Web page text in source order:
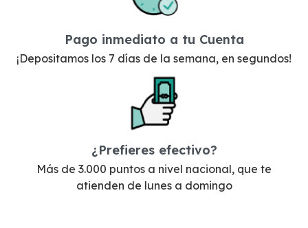
Pago inmediato a tu Cuenta
¡Depositamos los 7 días de la semana, en segundos!
¿Prefieres efectivo?
Más de 3.000 puntos a nivel nacional, que te
atienden de lunes a domingo